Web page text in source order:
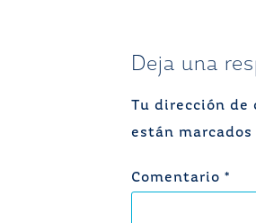
Deja una
Tu dirección de
están marcados
Comentario *